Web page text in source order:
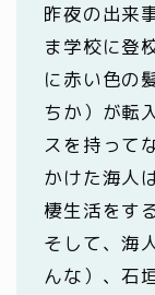
昨夜の出来
ま学校に登
に赤い色の
ちか）が転
スを持って
かけた海人
棲生活をす
そして、海
んな）、石